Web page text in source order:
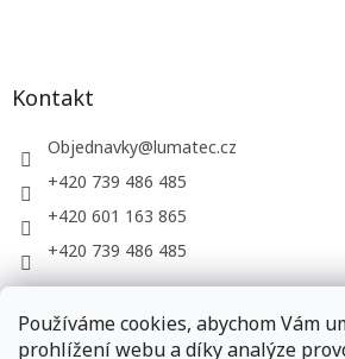
Používáme cookies, abychom Vám
prohlížení webu a díky analýze
Kontakt
Objednavky@lumatec.cz
+420 739 486 485
+420 601 163 865
+420 739 486 485
LUMATEC, s.r.o. - web